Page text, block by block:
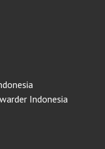
Indonesia